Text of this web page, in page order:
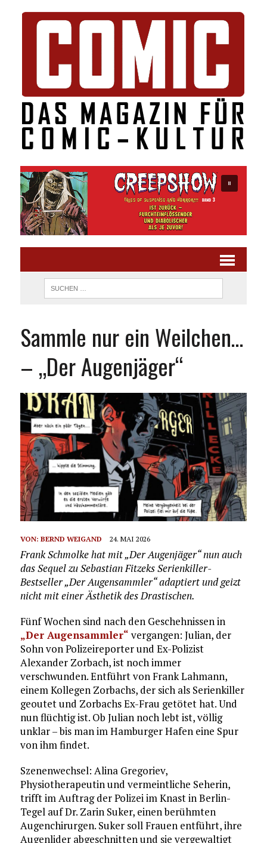
Sammle nur ein Weilchen…
– „Der Augenjäger“
VON: BERND WEIGAND 24. MAI 2026
Frank Schmolke hat mit „Der Augenjäger“ nun auch
das Sequel zu Sebastian Fitzeks Serienkiller-
Bestseller „Der Augensammler“ adaptiert und geizt
nicht mit einer Ästhetik des Drastischen.
Fünf Wochen sind nach den Geschehnissen in
„Der Augensammler“ vergangen: Julian, der
Sohn von Polizeireporter und Ex-Polizist
Alexander Zorbach, ist noch immer
verschwunden. Entführt von Frank Lahmann,
einem Kollegen Zorbachs, der sich als Serienkiller
geoutet und Zorbachs Ex-Frau getötet hat. Und
nun flüchtig ist. Ob Julian noch lebt ist, völlig
unklar – bis man im Hamburger Hafen eine Spur
von ihm findet.
Szenenwechsel: Alina Gregoriev,
Physiotherapeutin und vermeintliche Seherin,
trifft im Auftrag der Polizei im Knast in Berlin-
Tegel auf Dr. Zarin Suker, einen berühmten
Augenchirurgen. Suker soll Frauen entführt, ihre
Augenlider abgeschnitten und sie vergewaltigt